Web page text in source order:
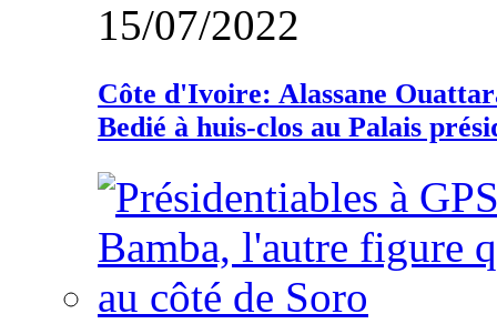
15/07/2022
Côte d'Ivoire: Alassane
Bedié à huis-clos au Palais